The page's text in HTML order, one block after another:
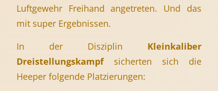
Luftgewehr Freihand angetreten. Und das
mit super Ergebnissen.
In der Disziplin Kleinkaliber
Dreistellungskampfsicherten sich die
Heeper folgende Platzierungen: